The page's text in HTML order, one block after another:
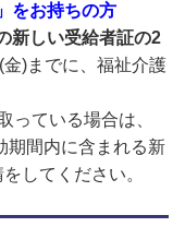
をお持ちの方
新しい受給者証の2
)までに、福祉介護
っている場合は、
期間内に含まれる新
してください。